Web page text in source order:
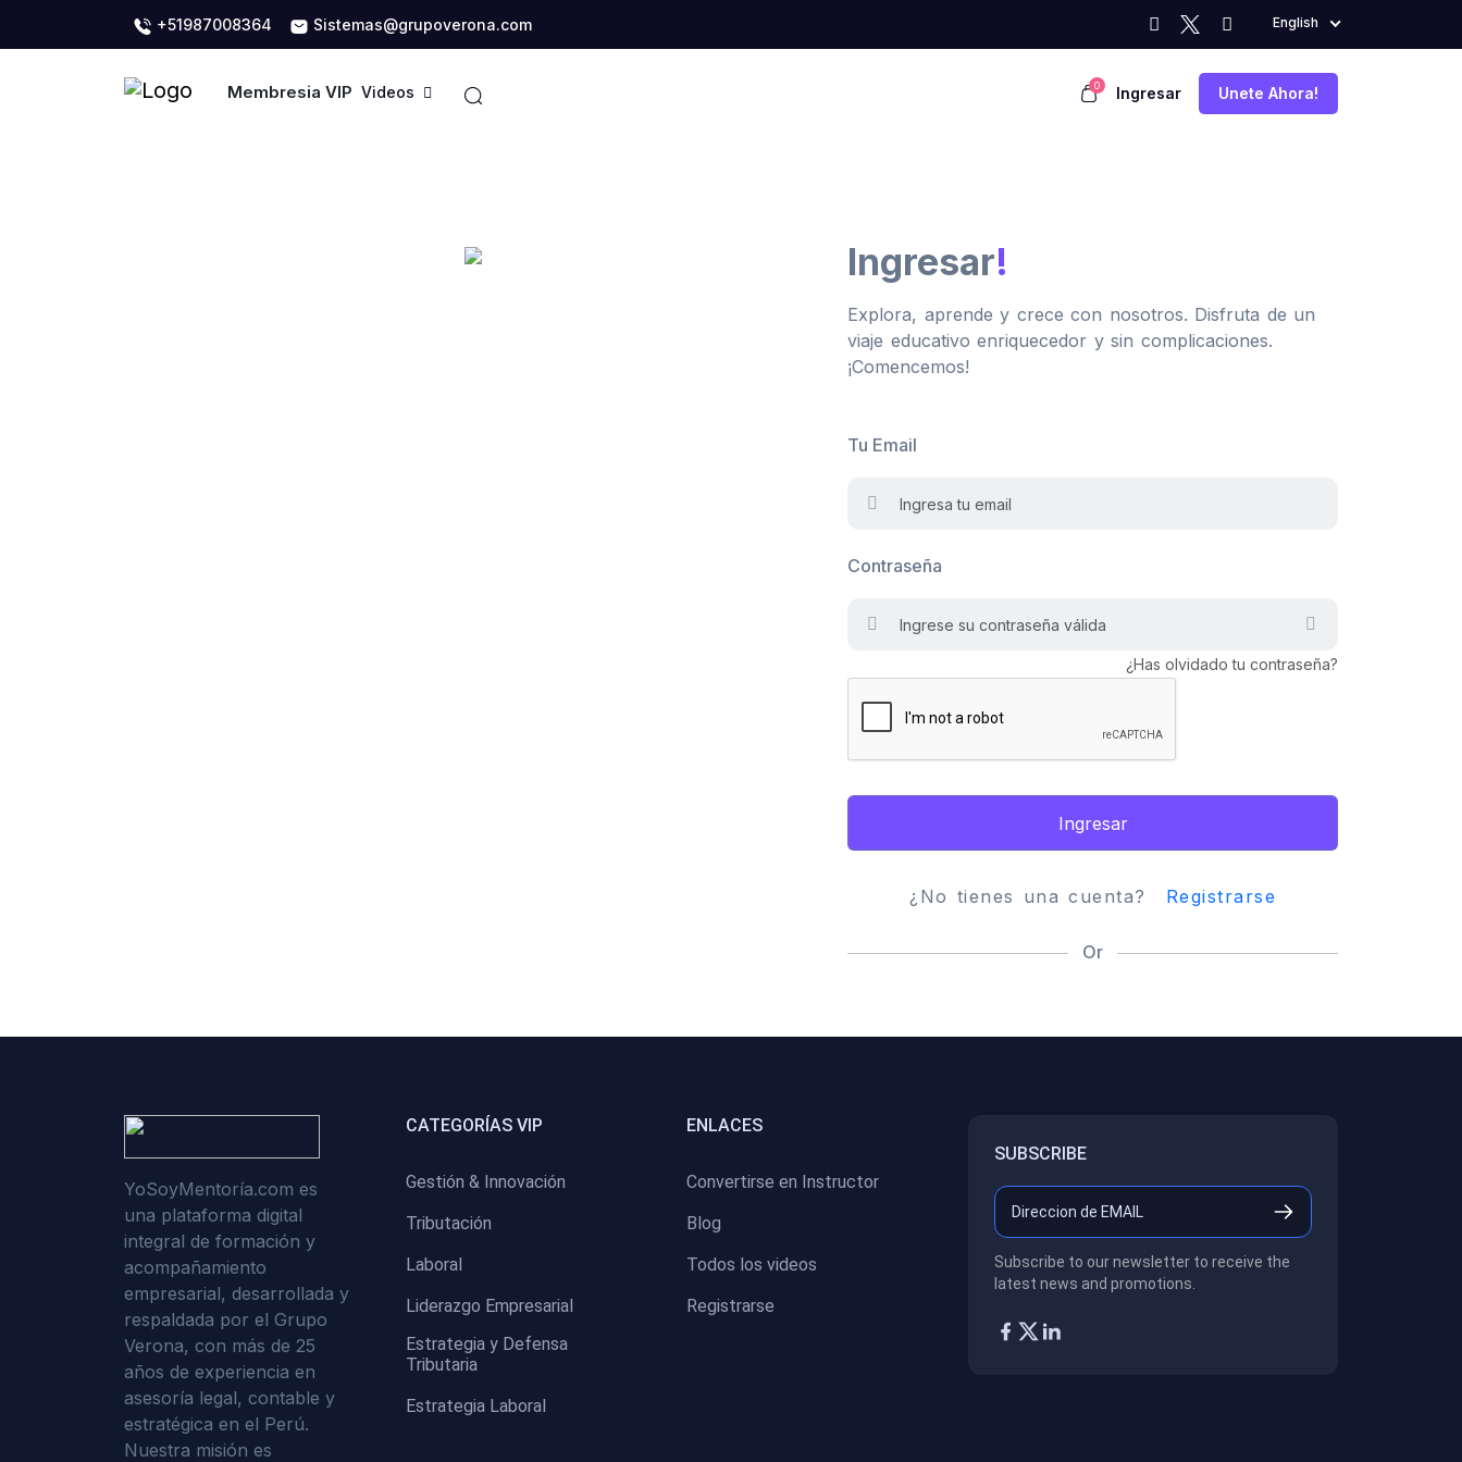
+51987008364 Sistemas@grupoverona.com English
Membresia VIP Videos 0 Ingresar Unete Ahora!
Ingresar!
Explora, aprende y crece con nosotros. Disfruta de un
viaje educativo enriquecedor y sin complicaciones.
¡Comencemos!
Tu Email
Contraseña
¿Has olvidado tu contraseña?
Ingresar
¿No tienes una cuenta? Registrarse
Or
YoSoyMentoría.com es
una plataforma digital
integral de formación y
acompañamiento
empresarial, desarrollada y
respaldada por el Grupo
Verona, con más de 25
años de experiencia en
asesoría legal, contable y
estratégica en el Perú.
Nuestra misión es
CATEGORÍAS VIP
Gestión & Innovación
Tributación
Laboral
Liderazgo Empresarial
Estrategia y Defensa
Tributaria
Estrategia Laboral
ENLACES
Convertirse en Instructor
Blog
Todos los videos
Registrarse
SUBSCRIBE
Subscribe to our newsletter to receive the
latest news and promotions.